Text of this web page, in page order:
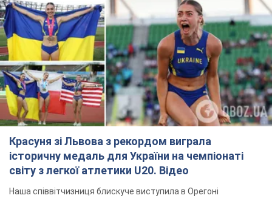
Красуня зі Львова з рекордом виграла
історичну медаль для України на чемпіонаті
світу з легкої атлетики U20. Відео
Наша співвітчизниця блискуче виступила в Орегоні